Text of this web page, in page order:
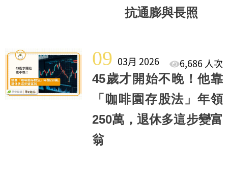
抗通膨與長照
09 03月 2026
6,686 人次
45歲才開始不晚！他靠
「咖啡園存股法」年領
250萬，退休多這步變富
翁